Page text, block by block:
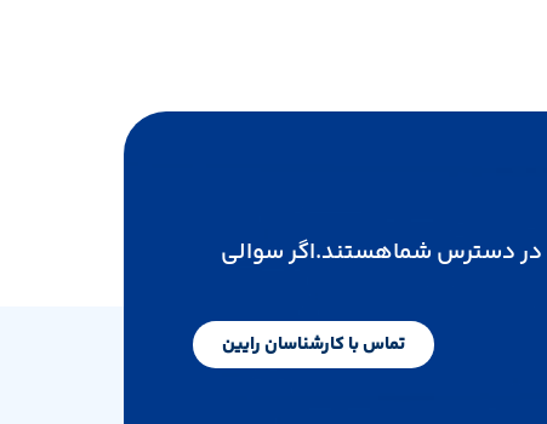
کارشناسان ما به صورت 24/7 در دسترس شماهستند.اگر سوالی
تماس با کارشناسان رایین